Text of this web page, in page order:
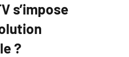
s’impose
?